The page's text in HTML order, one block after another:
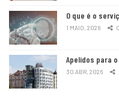
O que é o
1 MAIO, 2026 0
Apelidos para
30 ABR, 2026